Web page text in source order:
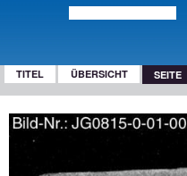
TITEL ÜBERSICHT SEITE